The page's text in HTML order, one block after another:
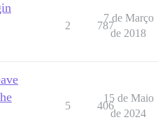
2 787
7 de Março
de 2018
5 406
15 de Maio
de 2024